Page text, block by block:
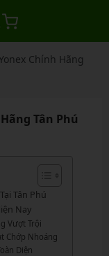
Chính Hãng
Tân Phú
Tân Phú
Nay
Vượt Trội
Chớp Nhoáng
Diện